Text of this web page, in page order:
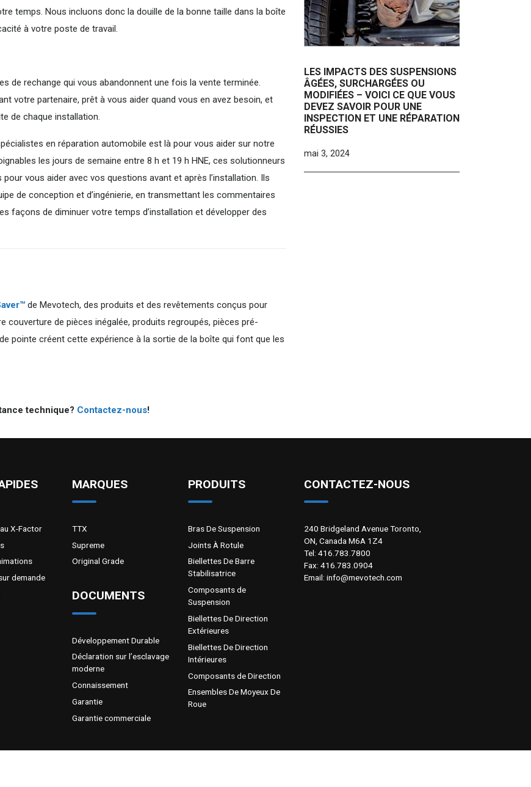
temps. Nous incluons donc la douille de la bonne taille dans la boîte
à votre poste de travail.
de rechange qui vous abandonnent une fois la vente terminée.
votre partenaire, prêt à vous aider quand vous en avez besoin, et
de chaque installation.
en réparation automobile est là pour vous aider sur notre
les jours de semaine entre 8 h et 19 h HNE, ces solutionneurs
vous aider avec vos questions avant et après l’installation. Ils
de conception et d’ingénierie, en transmettant les commentaires
façons de diminuer votre temps d’installation et développer des
de Mevotech, des produits et des revêtements conçus pour
couverture de pièces inégalée, produits regroupés, pièces pré-
pointe créent cette expérience à la sortie de la boîte qui font que les
technique? Contactez-nous!
LES IMPACTS DES SUSPENSIONS
ÂGÉES, SURCHARGÉES OU
MODIFIÉES – VOICI CE QUE VOUS
DEVEZ SAVOIR POUR UNE
INSPECTION ET UNE RÉPARATION
RÉUSSIES
mai 3, 2024
X-Factor
demande
MARQUES
TTX
Supreme
Original Grade
DOCUMENTS
Développement Durable
Déclaration sur l’esclavage
moderne
Connaissement
Garantie
Garantie commerciale
PRODUITS
Bras De Suspension
Joints À Rotule
Biellettes De Barre
Stabilisatrice
Composants de
Suspension
Biellettes De Direction
Extérieures
Biellettes De Direction
Intérieures
Composants de Direction
Ensembles De Moyeux De
Roue
CONTACTEZ-NOUS
240 Bridgeland Avenue Toronto,
ON, Canada M6A 1Z4
Tel: 416.783.7800
Fax: 416.783.0904
Email: info@mevotech.com